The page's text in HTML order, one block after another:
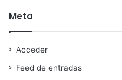
Meta
Acceder
Feed de entradas